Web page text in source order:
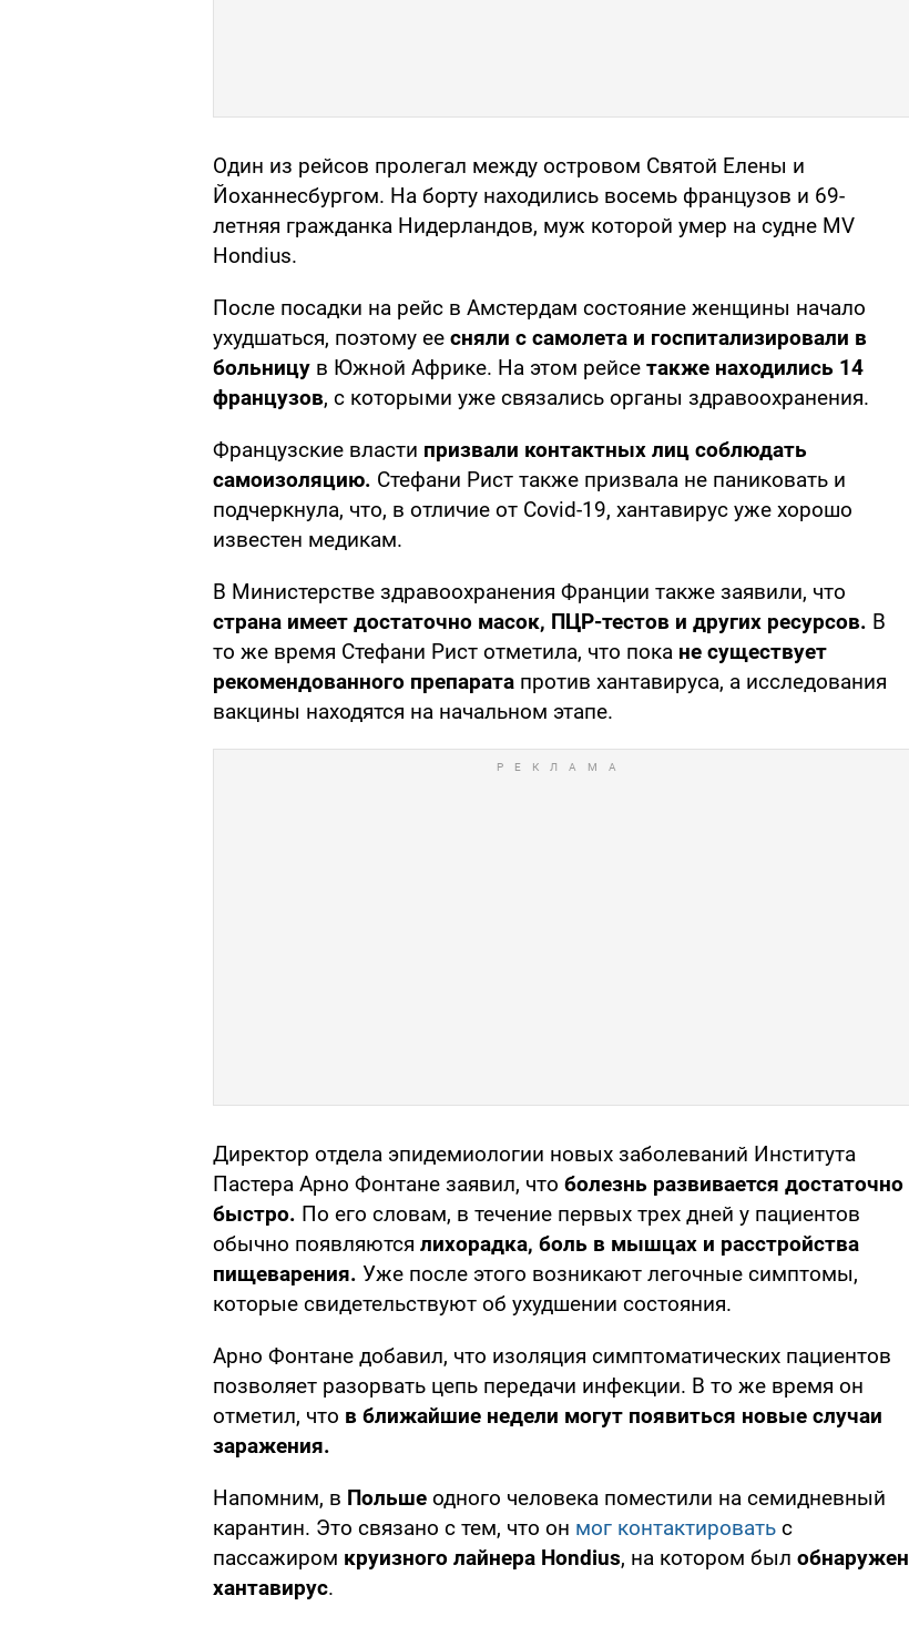
Один из рейсов пролегал между островом Святой Елены и
Йоханнесбургом. На борту находились восемь французов и 69-
летняя гражданка Нидерландов, муж которой умер на судне MV
Hondius.
После посадки на рейс в Амстердам состояние женщины начало
ухудшаться, поэтому ее сняли с самолета и госпитализировали в
больницу в Южной Африке. На этом рейсе также находились 14
французов, с которыми уже связались органы здравоохранения.
Французские власти призвали контактных лиц соблюдать
самоизоляцию. Стефани Рист также призвала не паниковать и
подчеркнула, что, в отличие от Covid-19, хантавирус уже хорошо
известен медикам.
В Министерстве здравоохранения Франции также заявили, что
страна имеет достаточно масок, ПЦР-тестов и других ресурсов. В
то же время Стефани Рист отметила, что пока не существует
рекомендованного препарата против хантавируса, а исследования
вакцины находятся на начальном этапе.
Директор отдела эпидемиологии новых заболеваний Института
Пастера Арно Фонтане заявил, что болезнь развивается достаточно
быстро. По его словам, в течение первых трех дней у пациентов
обычно появляются лихорадка, боль в мышцах и расстройства
пищеварения. Уже после этого возникают легочные симптомы,
которые свидетельствуют об ухудшении состояния.
Арно Фонтане добавил, что изоляция симптоматических пациентов
позволяет разорвать цепь передачи инфекции. В то же время он
отметил, что в ближайшие недели могут появиться новые случаи
заражения.
Напомним, в Польше одного человека поместили на семидневный
карантин. Это связано с тем, что он мог контактировать с
пассажиром круизного лайнера Hondius, на котором был обнаружен
хантавирус.